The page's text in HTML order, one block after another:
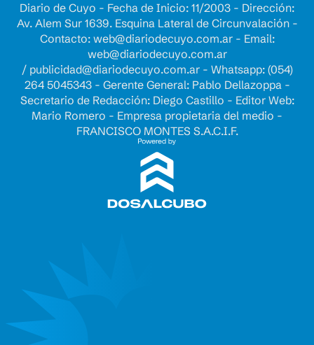
Diario de Cuyo - Fecha de Inicio: 11/2003 - Dirección:
Av. Alem Sur 1639. Esquina Lateral de Circunvalación -
Contacto: web@diariodecuyo.com.ar- Email:
web@diariodecuyo.com.ar
/ publicidad@diariodecuyo.com.ar- Whatsapp: (054)
264 5045343 - Gerente General: Pablo Dellazoppa -
Secretario de Redacción: Diego Castillo - Editor Web:
Mario Romero - Empresa propietaria del medio -
FRANCISCO MONTES S.A.C.I.F.